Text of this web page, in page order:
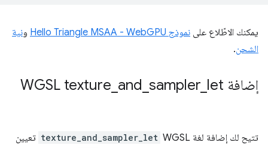
يمكنك الاطّلاع على نموذج Hello Triangle MSAA - WebGPU ونية
الشحن.
إضافة WGSL texture and sampler let
تتيح لك إضافة لغة WGSL texture_and_sampler_let تعيين